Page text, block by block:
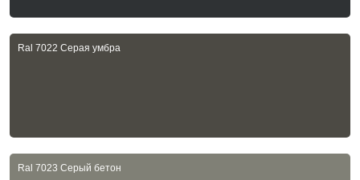
Ral 7022 Серая умбра
Ral 7023 Серый бетон